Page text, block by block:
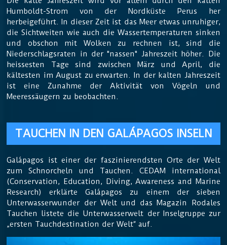
Humboldt-Strom von der Nordküste Perus her
herbeigeführt. In dieser Zeit ist das Meer etwas unruhiger,
die Sichtweiten wie auch die Wassertemperaturen sinken
und obschon mit Wolken zu rechnen ist, sind die
Niederschlagsraten in der "nassen" Jahreszeit höher. Die
heissesten Tage sind zwischen März und April, die
kältesten im August zu erwarten. In der kalten Jahreszeit
ist eine Zunahme der Aktivität von Vögeln und
Meeressäugern zu beobachten.
TAUCHEN IN DEN GALÁPAGOS INSELN
Galápagos ist einer der faszinierendsten Orte der Welt
zum Schnorcheln und Tauchen. CEDAM international
(Conservation, Education, Diving, Awareness and Marine
Research) erklärte Galápagos zu einem der sieben
Unterwasserwunder der Welt und das Magazin Rodales
Tauchen listete die Unterwasserwelt der Inselgruppe zur
„ersten Tauchdestination der Welt“ auf.